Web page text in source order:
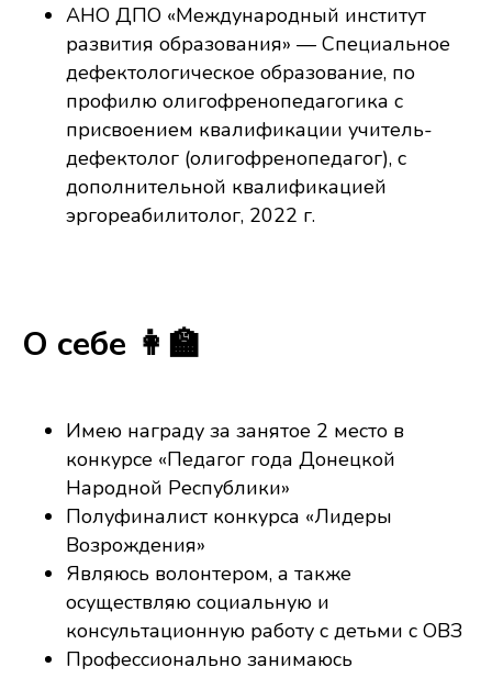
АНО ДПО «Международный институт
развития образования» — Специальное
дефектологическое образование, по
профилю олигофренопедагогика с
присвоением квалификации учитель-
дефектолог (олигофренопедагог), с
дополнительной квалификацией
эргореабилитолог, 2022 г.
О себе 👩‍🏫
Имею награду за занятое 2 место в
конкурсе «Педагог года Донецкой
Народной Республики»
Полуфиналист конкурса «Лидеры
Возрождения»
Являюсь волонтером, а также
осуществляю социальную и
консультационную работу с детьми с ОВЗ
Профессионально занимаюсь